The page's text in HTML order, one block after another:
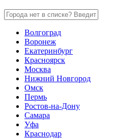
Волгоград
Воронеж
Екатеринбург
Красноярск
Москва
Нижний Новгород
Омск
Пермь
Ростов-на-Дону
Самара
Уфа
Краснодар